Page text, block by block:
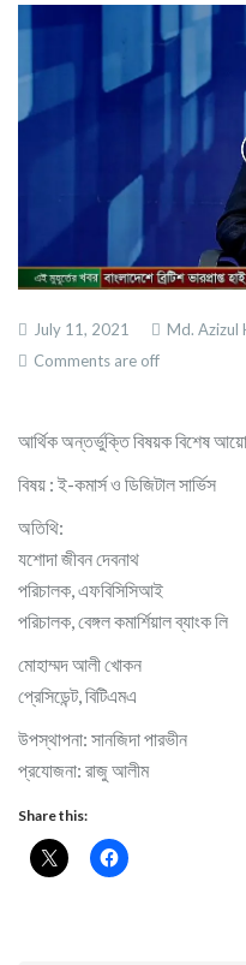
July 11, 2021 Md. Azizul
Comments are off
আর্থিক অন্তর্ভুক্তি বিষয়ক বিশেষ
বিষয় : ই-কমার্স ও ডিজিটাল সার্ভিস
অতিথি:
যশোদা জীবন দেবনাথ
পরিচালক, এফবিসিসিআই
পরিচালক, বেঙ্গল কমার্শিয়াল ব্যাংক লি
মোহাম্মদ আলী খোকন
প্রেসিডেন্ট, বিটিএমএ
উপস্থাপনা: সানজিদা পারভীন
প্রযোজনা: রাজু আলীম
Share this: